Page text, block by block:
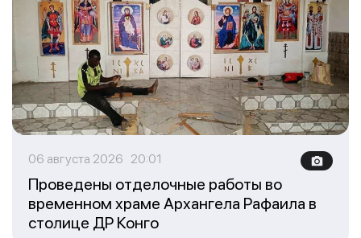
06 августа 2026 20:01
Проведены отделочные работы во
временном храме Архангела Рафаила в
столице ДР Конго